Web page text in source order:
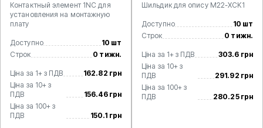
Контактный элемент 1NC для
установления на монтажную
плату
Доступно
10 шт
Строк
0 тижн.
Ціна за 1+ з ПДВ
162.82 грн
Ціна за 10+ з
ПДВ
156.46 грн
Ціна за 100+ з
ПДВ
150.1 грн
Шильдик для опису M22-XCK1
Доступно
10 шт
Строк
0 тижн.
Ціна за 1+ з ПДВ
303.6 грн
Ціна за 10+ з
ПДВ
291.92 грн
Ціна за 100+ з
ПДВ
280.25 грн